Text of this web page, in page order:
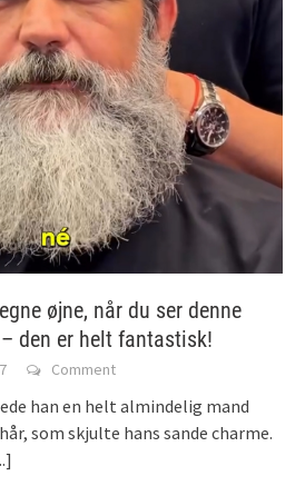
øjne, når du ser denne
den er helt fantastisk!
Comment
han en helt almindelig mand
som skjulte hans sande charme.